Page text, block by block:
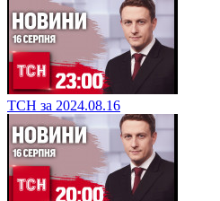
ТСН за 2024.08.16